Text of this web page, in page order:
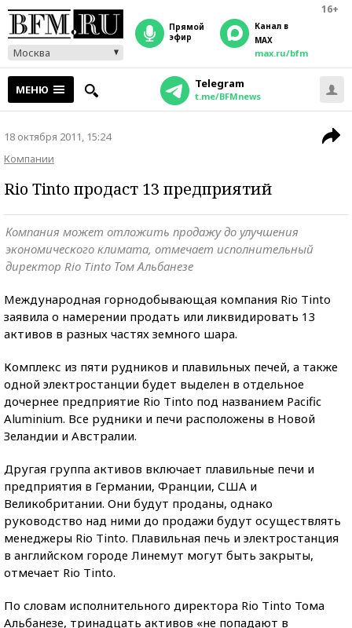
16+
Москва
прямой
эфир
Канал в
MAX
max.ru/bfm
МЕНЮ Telegram
t.me/BFMnews
18 октября 2011, 15:24
Компании
Rio Tinto продаст 13 предприятий
Компания может отложить продажу до улучшения
экономического климата, отмечает исполнительный
директор Rio Tinto Том Альбанезе
Международная горнодобывающая компания Rio Tinto
заявила о намерении продать или ликвидировать 13
активов в разных частях земного шара.
Комплекс из пяти рудников и плавильных печей, а также
одной электростанции будет выделен в отдельное
дочернее предприятие Rio Tinto под названием Pacific
Aluminium. Все рудники и печи расположены в Новой
Зеландии и Австралии.
Другая группа активов включает плавильные печи и
предприятия в Германии, Франции, США и
Великобритании. Они будут проданы, однако
руководство над ними до продажи будут осуществлять
менеджеры Rio Tinto. Плавильная печь и электростанция
в английском городе Линемут могут быть закрыты,
отмечает Rio Tinto.
По словам исполнительного директора Rio Tinto Тома
Альбанезе, тринадцать активов «не попадают в